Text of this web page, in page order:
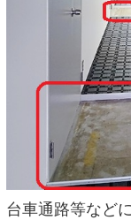
台車通路等など